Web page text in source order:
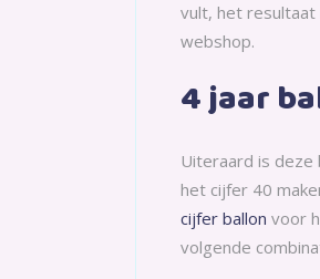
vult, het resultaat
webshop.
4 jaar
Uiteraard is deze
het cijfer 40
cijfer ballon voor
volgende